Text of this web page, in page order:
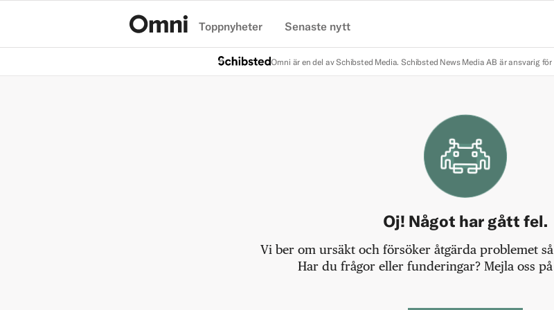
Toppnyheter Senaste nytt
Omni är en del av Schibsted Media. Schibsted News Media AB är ansvarig
Oj! Något har gått fel.
Vi ber om ursäkt och försöker åtgärda problemet
Har du frågor eller funderingar? Mejla oss